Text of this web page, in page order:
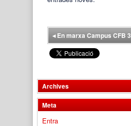
◂En marxa Campus CFB 3
Archives
Meta
Entra